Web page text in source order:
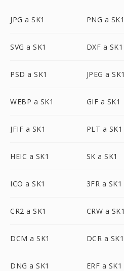
JPG a SK1 PNG a SK1
SVG a SK1 DXF a SK1
PSD a SK1 JPEG a SK1
WEBP a SK1 GIF a SK1
JFIF a SK1 PLT a SK1
HEIC a SK1 SK a SK1
ICO a SK1 3FR a SK1
CR2 a SK1 CRW a SK1
DCM a SK1 DCR a SK1
DNG a SK1 ERF a SK1